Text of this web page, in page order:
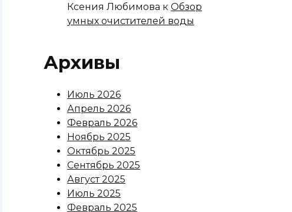
Ксения Любимова к Обзор
умных очистителей воды
Архивы
Июль 2026
Апрель 2026
Февраль 2026
Ноябрь 2025
Октябрь 2025
Сентябрь 2025
Август 2025
Июль 2025
Февраль 2025